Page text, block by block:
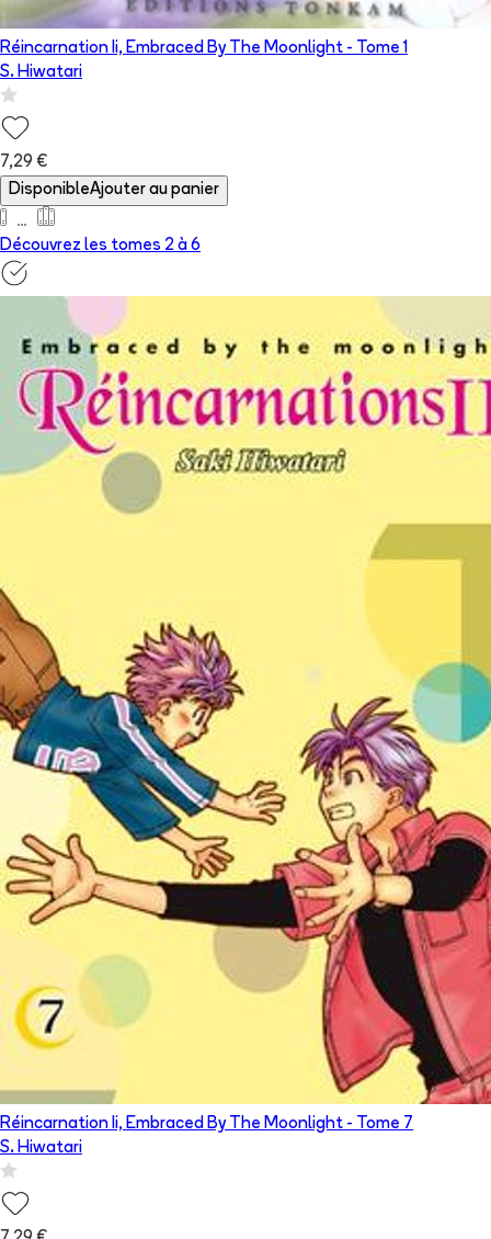
Réincarnation Ii, Embraced By The Moonlight - Tome 1
S. Hiwatari
7,29 €
DisponibleAjouter au panier
Découvrez les tomes 2 à 6
Réincarnation Ii, Embraced By The Moonlight - Tome 7
S. Hiwatari